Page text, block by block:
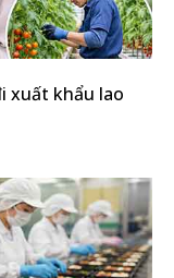
xuất khẩu lao